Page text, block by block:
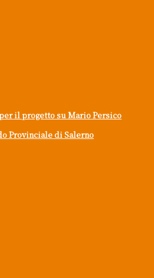
il progetto su Mario Persico
Provinciale di Salerno